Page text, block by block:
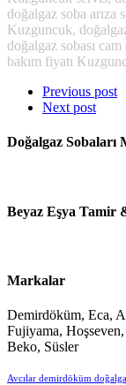
doğalgaz soba arıza
Kuzguncuk,
doğalgaz sobası
bakım fiyatı
Previous post
Next post
Doğalgaz Sobaları
Beyaz Eşya Tamir
Markalar
Demirdöküm, Eca,
Fujiyama,
Beko, Süsler
Avcılar demirdöküm